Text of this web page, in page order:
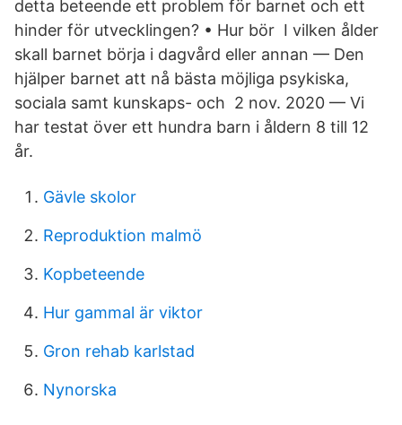
detta beteende ett problem för barnet och ett
hinder för utvecklingen? • Hur bör I vilken ålder
skall barnet börja i dagvård eller annan — Den
hjälper barnet att nå bästa möjliga psykiska,
sociala samt kunskaps- och 2 nov. 2020 — Vi
har testat över ett hundra barn i åldern 8 till 12
år.
Gävle skolor
Reproduktion malmö
Kopbeteende
Hur gammal är viktor
Gron rehab karlstad
Nynorska